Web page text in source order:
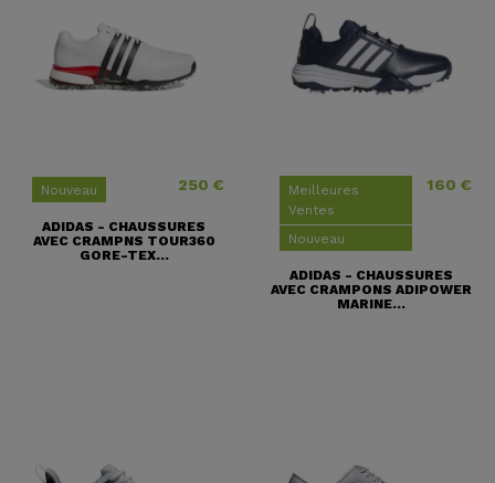
Nouveau Prix
250 €
ADIDAS - CHAUSSURES
AVEC CRAMPNS TOUR360
GORE-TEX...
Meilleures
Ventes
Nouveau
Prix
160 €
ADIDAS - CHAUSSURES
AVEC CRAMPONS ADIPOWER
MARINE...